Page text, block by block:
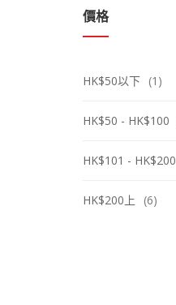
價格
HK$50以下 (1)
HK$50 - HK$100
HK$101 - HK$200
HK$200上 (6)